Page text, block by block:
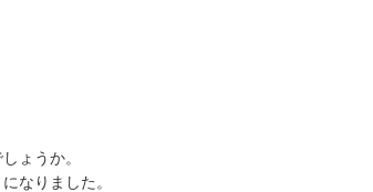
ょうか。
なりました。